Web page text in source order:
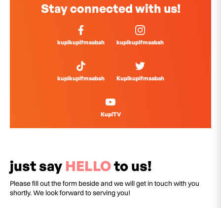
Stay connected with us!
kupikupifmsabah kupikupifmsabah
kupikupifmsabah Kupikupifmsabah
KupiTV
just say HELLOto us!
Please fill out the form beside and we will get in touch with you
shortly. We look forward to serving you!